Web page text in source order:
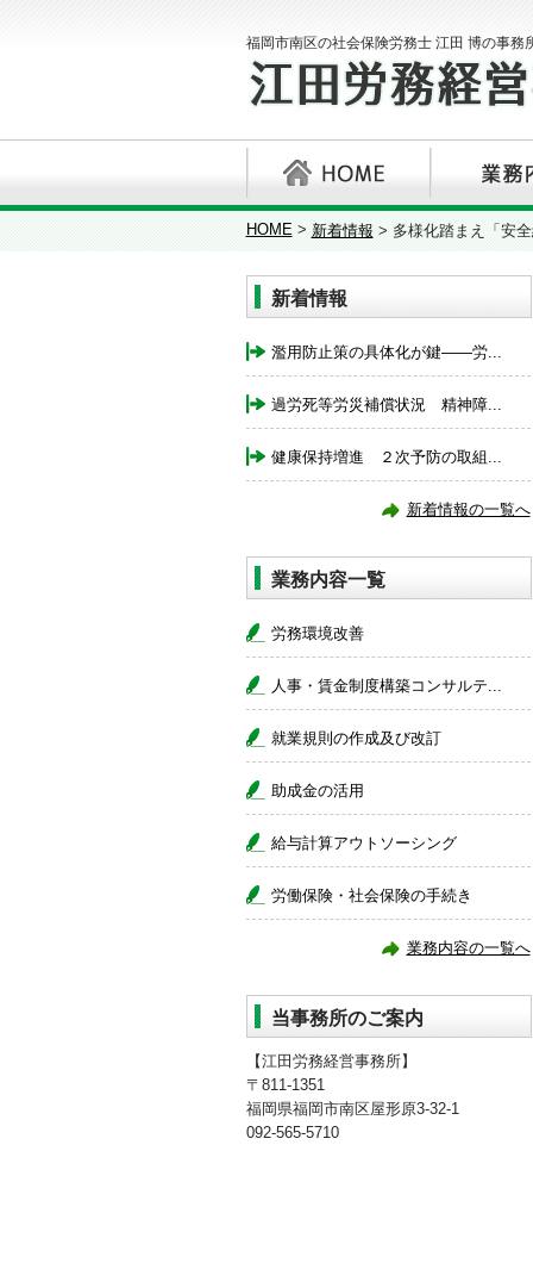
福岡市南区の社会保険労務士 江田 博の事務
HOME> 新着情報 > 多様化踏まえ「安
新着情報
濫用防止策の具体化が鍵――労...
過労死等労災補償状況 精神障...
健康保持増進 ２次予防の取組...
新着情報の一覧へ
業務内容一覧
労務環境改善
人事・賃金制度構築コンサルテ...
就業規則の作成及び改訂
助成金の活用
給与計算アウトソーシング
労働保険・社会保険の手続き
業務内容の一覧へ
当事務所のご案内
【江田労務経営事務所】
〒811-1351
福岡県福岡市南区屋形原3-32-1
092-565-5710